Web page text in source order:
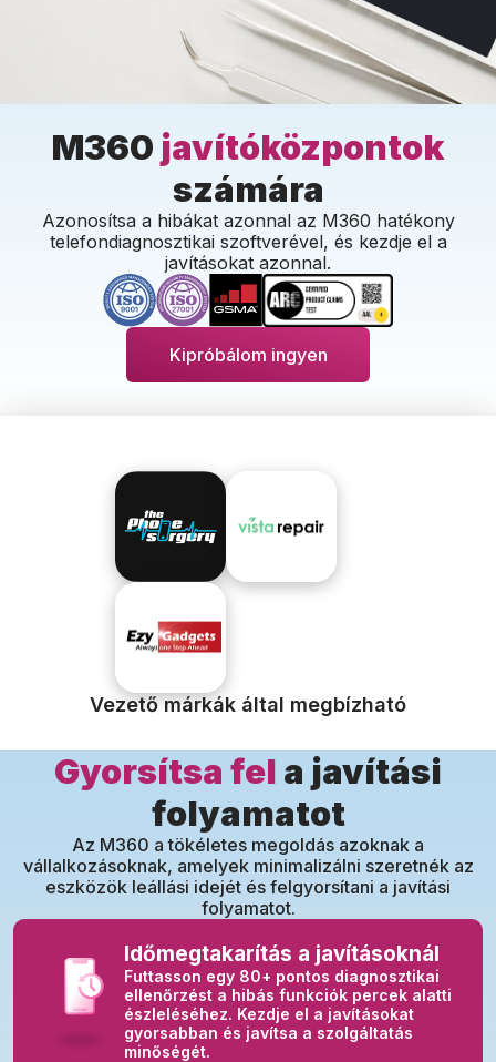
M360 javítóközpontok
számára
Azonosítsa a hibákat azonnal az M360 hatékony
telefondiagnosztikai szoftverével, és kezdje el a
javításokat azonnal.
Kipróbálom ingyen
Vezető márkák által megbízható
Gyorsítsa fel a javítási
folyamatot
Az M360 a tökéletes megoldás azoknak a
vállalkozásoknak, amelyek minimalizálni szeretnék az
eszközök leállási idejét és felgyorsítani a javítási
folyamatot.
Időmegtakarítás a javításoknál
Futtasson egy 80+ pontos diagnosztikai
ellenőrzést a hibás funkciók percek alatti
észleléséhez. Kezdje el a javításokat
gyorsabban és javítsa a szolgáltatás
minőségét.